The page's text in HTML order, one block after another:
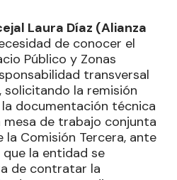
Laura Díaz (Alianza
de conocer el
Público y Zonas
transversal
solicitando la remisión
documentación técnica
de trabajo conjunta
Comisión Tercera, ante
que la entidad se
de contratar la